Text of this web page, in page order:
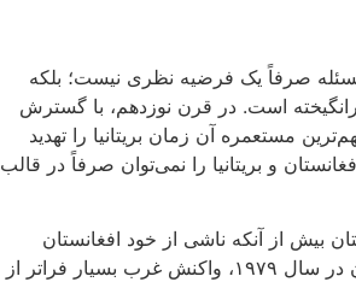
مسئله صرفاً یک فرضیه نظری نیست؛ بلکه
است. در قرن نوزدهم، با گسترش
مستعمره آن زمان بریتانیا را تهدید
و بریتانیا را نمی‌توان صرفاً در قالب
بیش از آنکه ناشی از خود افغانستان
باشد، ناشی از جایگاهی بود که این کشور می‌توانست در رقابت با روسیه پیدا کند. این الگو در قرن بیستم نیز تکرار شد. پس از ورود نیروهای شوروی به افغانستان در سال ۱۹۷۹، واکنش غرب بسیار فراتر از